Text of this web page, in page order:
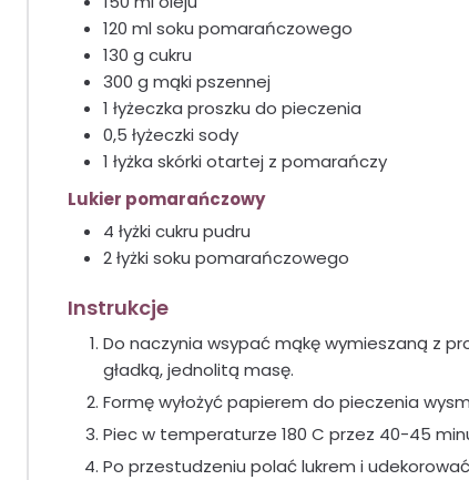
120 ml soku pomarańczowego
130 g cukru
300 g mąki pszennej
1 łyżeczka proszku do pieczenia
0,5 łyżeczki sody
1 łyżka skórki otartej z pomarańczy
Lukier pomarańczowy
4 łyżki cukru pudru
2łyżki soku pomarańczowego
Instrukcje
Do naczynia wsypać mąkę wymieszaną z
gładką, jednolitą masę.
Formę wyłożyć papierem do pieczenia
Piec w temperaturze 180 C przez 40-45
Po przestudzeniu polać lukrem i